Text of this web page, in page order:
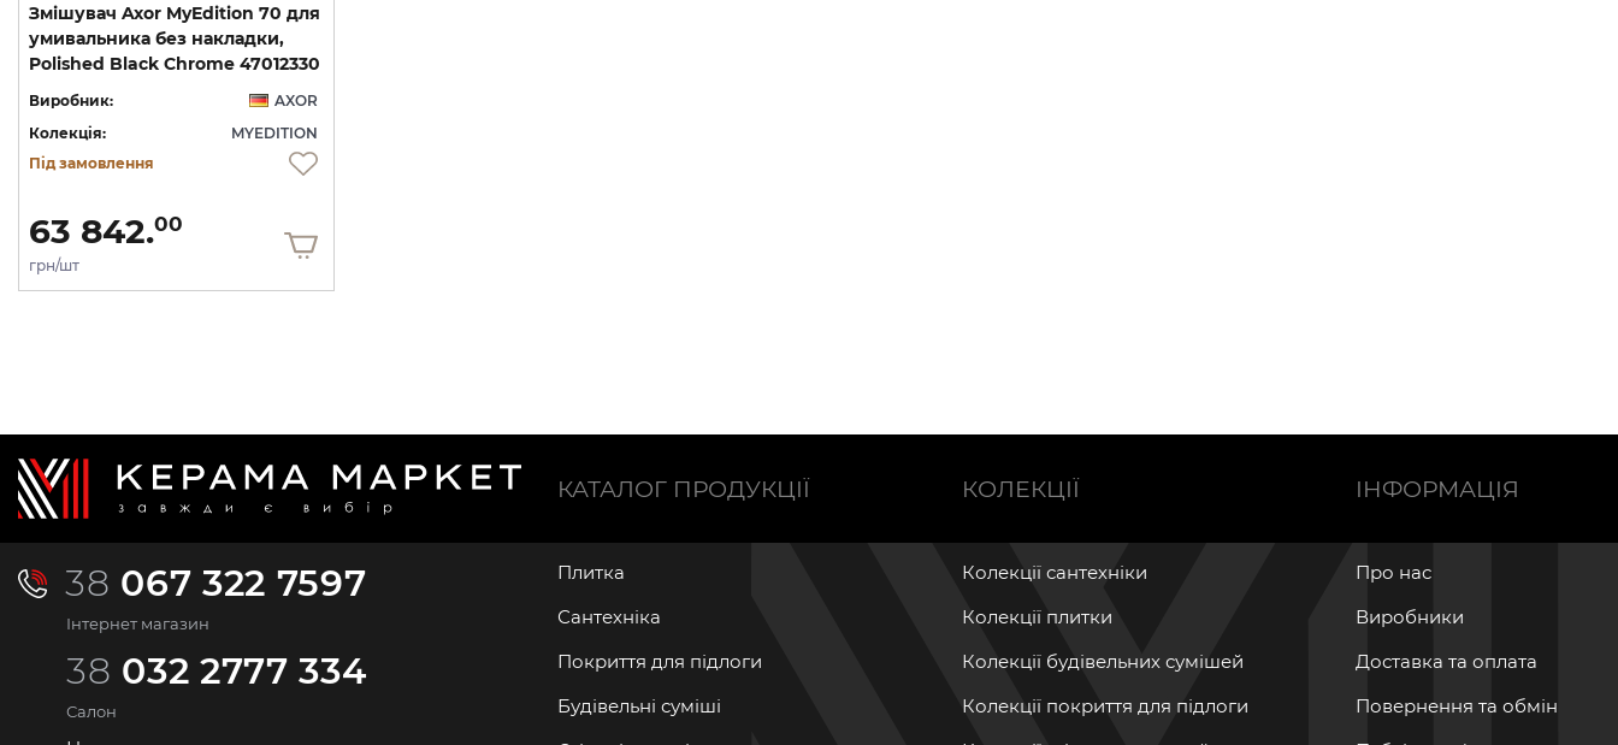
Змішувач Axor MyEdition 70 для
умивальника без накладки,
Polished Black Chrome 47012330
Виробник:
AXOR
Колекція:
MYEDITION
Під замовлення
63 842.00
грн/шт
38 067 322 7597
Інтернет магазин
38 032 2777 334
Салон
КАТАЛОГ ПРОДУКЦІЇ
Плитка
Сантехніка
Покриття для підлоги
Будівельні суміші
КОЛЕКЦІЇ
Колекції сантехніки
Колекції плитки
Колекції будівельних сумішей
Колекції покриття для підлоги
ІНФОРМАЦІЯ
Про нас
Виробники
Доставка та оплата
Повернення та обмін